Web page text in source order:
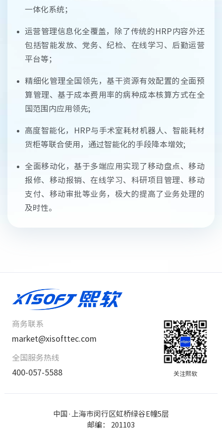
一体化系统；
运营管理信息化全覆盖，除了传统的HRP内容外还
包括智能发放、党务、纪检、在线学习、后勤运营
平台等；
精细化管理全国领先，基干资源有效配置的全面预
算管理、基于成本费用率的病种成本核算方式在全
国范围内应用领先;
高度智能化，HRP与手术室耗材机器人、智能耗材
货柜等联合使用，通过智能化的手段降本增效;
全面移动化，基于多端应用实现了移动盘点、移动
报修、移动报销、在线学习、科研项目管理、移动
支付、移动审批等业务，极大的提高了业务处理的
及时性。
商务联系
market@xisofttec.com
全国服务热线
400-057-5588
关注熙软
中国·上海市闵行区虹桥绿谷E幢5层
邮编： 201103